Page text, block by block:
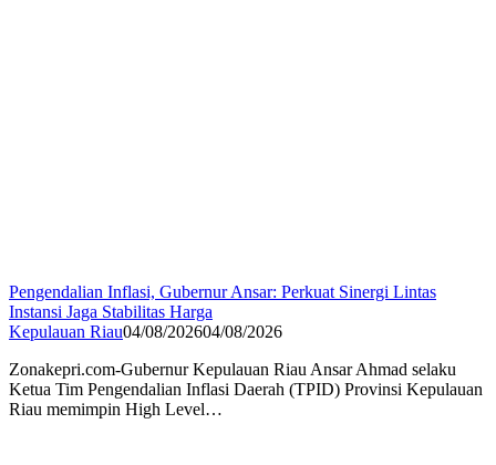
Pengendalian Inflasi, Gubernur Ansar: Perkuat Sinergi Lintas
Instansi Jaga Stabilitas Harga
Kepulauan Riau04/08/202604/08/2026
Zonakepri.com-Gubernur Kepulauan Riau Ansar Ahmad selaku
Ketua Tim Pengendalian Inflasi Daerah (TPID) Provinsi Kepulauan
Riau memimpin High Level…